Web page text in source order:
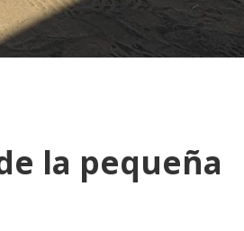
la pequeña